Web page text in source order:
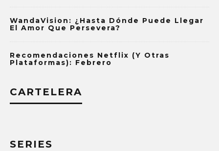
WandaVision: ¿Hasta Dónde Puede Llegar
El Amor Que Persevera?
Recomendaciones Netflix (y Otras
Plataformas): Febrero
CARTELERA
SERIES